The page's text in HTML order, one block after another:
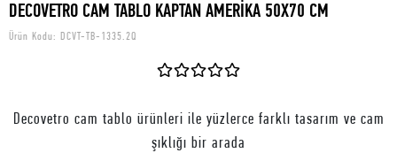
DECOVETRO CAM TABLO KAPTAN AMERİKA 50X70 CM
Ürün Kodu: DCVT-TB-1335.2Q
Decovetro cam tablo ürünleri ile yüzlerce farklı tasarım ve cam
şıklığı bir arada